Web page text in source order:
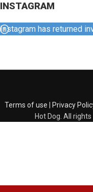
INSTAGRAM
Instagram has returned
Terms of use | Privacy
Hot Dog. All